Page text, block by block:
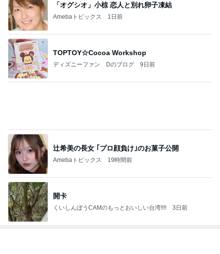
「オグシオ」小椋 恋人と別れ卵子凍結
Amebaトピックス 1日前
TOPTOY☆Cocoa Workshop
ディズニーファン Dのブログ 9日前
辻希美の長女 ｢プロ顔負け｣のお菓子公開
Amebaトピックス 19時間前
開卡
くいしんぼうCAMのもっとおいしい台湾!!!! 3日前